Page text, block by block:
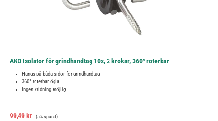
AKO Isolator för grindhandtag 10x, 2 krokar, 360° roterbar
Hängs på båda sidor för grindhandtag
360° roterbar ögla
Ingen vridning möjlig
Försäljningspris:
99,49 kr Ordinarie pris:
(5% sparat)